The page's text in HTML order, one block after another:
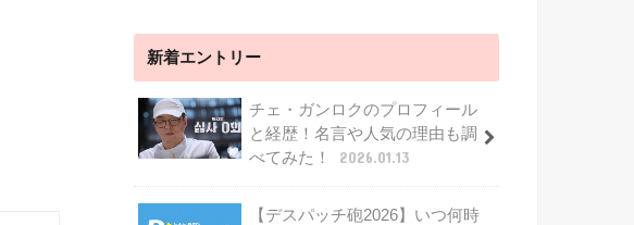
新着エントリー
チェ・ガンロクのプロフィール
と経歴！名言や人気の理由も調
べてみた！
2026.01.13
【デスパッチ砲2026】いつ何時